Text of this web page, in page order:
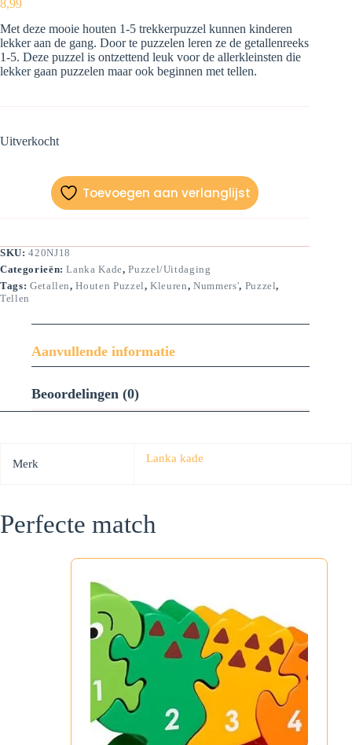
8,99
Met deze mooie houten 1-5 trekkerpuzzel kunnen kinderen
lekker aan de gang. Door te puzzelen leren ze de getallenreeks
1-5. Deze puzzel is ontzettend leuk voor de allerkleinsten die
lekker gaan puzzelen maar ook beginnen met tellen.
Uitverkocht
Toevoegen aan verlanglijst
SKU:420NJ18
Categorieën:Lanka Kade,Puzzel/Uitdaging
Tags: Getallen,Houten Puzzel,Kleuren,Nummers', Puzzel,
Tellen
Aanvullende informatie
Beoordelingen (0)
Merk Lanka kade
Perfecte match